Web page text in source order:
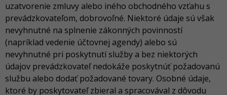
uzatvorenie zmluvy alebo iného obchodného vzťahu s
prevádzkovateľom, dobrovoľné. Niektoré údaje sú však
nevyhnutné na splnenie zákonných povinností
(napríklad vedenie účtovnej agendy) alebo sú
nevyhnutné pri poskytnutí služby a bez niektorých
údajov prevádzkovateľ nedokáže poskytnúť požadovanú
službu alebo dodať požadované tovary. Osobné údaje,
ktoré by poskytovateľ zbieral a spracovával z dôvodu